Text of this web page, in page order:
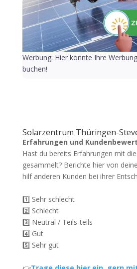
Werbung: Hier könnte Ihre
buchen!
Solarzentrum Thüringen-
Erfahrungen und
Hast du bereits Erfahrungen mit
gesammelt? Berichte hier von
hilf anderen Kunden bei ihrer
1️⃣ Sehr schlecht
2️⃣ Schlecht
3️⃣ Neutral / Teils-teils
4️⃣ Gut
5️⃣ Sehr gut